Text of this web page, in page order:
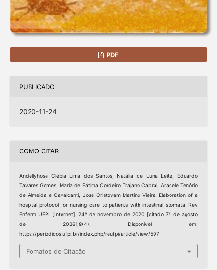
PDF
PUBLICADO
2020-11-24
COMO CITAR
Andellyhose Clébia Lima dos Santos, Natália de Luna Leite, Eduardo
Tavares Gomes, Maria de Fátima Cordeiro Trajano Cabral, Aracele Tenório
de Almeida e Cavalcanti, José Cristovam Martins Vieira. Elaboration of a
hospital protocol for nursing care to patients with intestinal stomata. Rev
Enferm UFPI [Internet]. 24º de novembro de 2020 [citado 7º de agosto
de 2026];8(4). Disponível em:
https://periodicos.ufpi.br/index.php/reufpi/article/view/597
Fomatos de Citação